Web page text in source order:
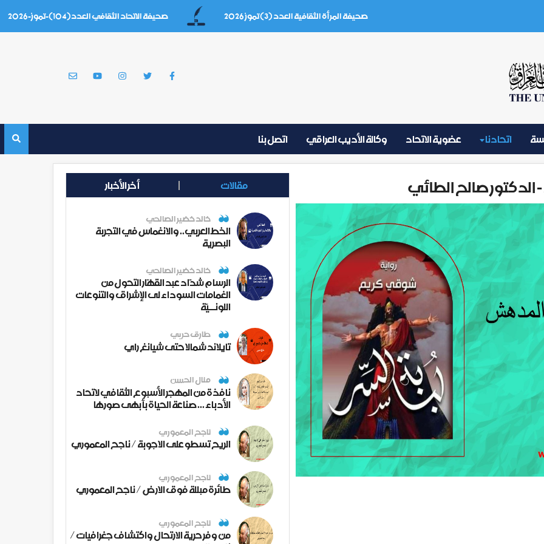
صحيفة المرأة الثقافية العدد (3) تموز 2026 صحيفة الاتحاد الثقافي العدد(104)-تموز-2026
اتحادنا عضوية الاتحاد وكالة الأديب العراقي اتصل بنا
صالح الطائي مقالات أخر الأخبار
خالد خضير الصالحي
الخط العربي.. والانغماس في التجربة
البصرية
خالد خضير الصالحي
الرسام شدّاد عبد القهّار التحول من
الغمامات السوداء لى الإشراق والتنوعات
اللونــيّة
طارق حربي
تايلاند شمالا حتى شيانغ راي
منال الحسن
نافذة من المهجر الأسبوع الثقافي لاتحاد
الأدباء ... صناعة الحياة بأبهى صورها
ناجح المعموري
الريح تسطو على الاجوبة / ناجح المعموري
ناجح المعموري
طائرة مبللة فوق الارض / ناجح المعموري
ناجح المعموري
من وفر حرية الارتحال واكتشاف جغرافيات /